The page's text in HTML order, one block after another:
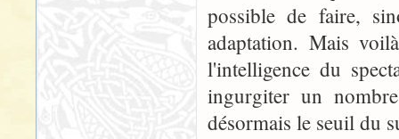
possible de faire,
adaptation. Mais
l'intelligence du
ingurgiter un
désormais le seuil du